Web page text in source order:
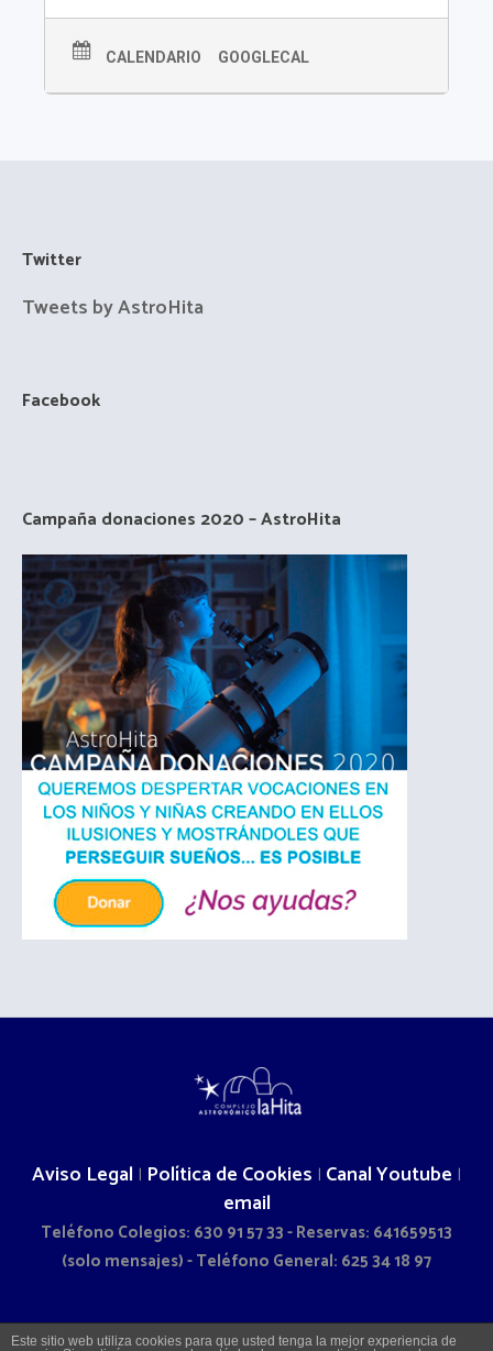
CALENDARIO GOOGLECAL
Twitter
Tweets by AstroHita
Facebook
Campaña donaciones 2020 – AstroHita
Aviso Legal | Política de Cookies | Canal Youtube |
email
Teléfono Colegios: 630 91 57 33 - Reservas: 641659513
(solo mensajes) - Teléfono General: 625 34 18 97
2026 © COMPLEJO ASTRONÓMICO LA HITA - CAMINO DOÑA
Este sitio web utiliza cookies para que usted tenga la mejor experiencia de